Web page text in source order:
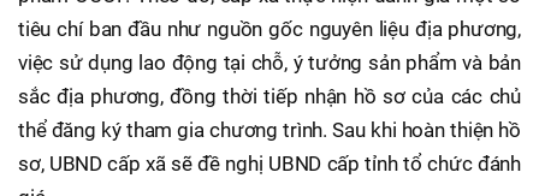
tiêu chí ban đầu như nguồn gốc nguyên liệu địa phương,
việc sử dụng lao động tại chỗ, ý tưởng sản phẩm và bản
sắc địa phương, đồng thời tiếp nhận hồ sơ của các chủ
thể đăng ký tham gia chương trình. Sau khi hoàn thiện hồ
sơ, UBND cấp xã sẽ đề nghị UBND cấp tỉnh tổ chức đánh